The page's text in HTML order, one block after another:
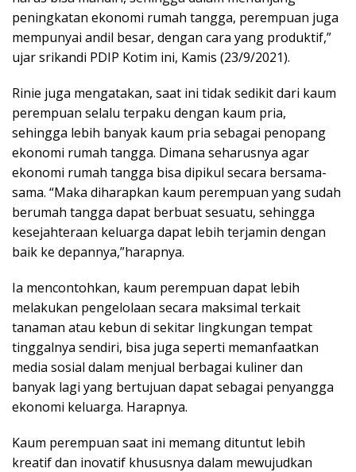
peningkatan ekonomi rumah tangga, perempuan juga
mempunyai andil besar, dengan cara yang produktif,”
ujar srikandi PDIP Kotim ini, Kamis (23/9/2021).
Rinie juga mengatakan, saat ini tidak sedikit dari kaum
perempuan selalu terpaku dengan kaum pria,
sehingga lebih banyak kaum pria sebagai penopang
ekonomi rumah tangga. Dimana seharusnya agar
ekonomi rumah tangga bisa dipikul secara bersama-
sama. “Maka diharapkan kaum perempuan yang sudah
berumah tangga dapat berbuat sesuatu, sehingga
kesejahteraan keluarga dapat lebih terjamin dengan
baik ke depannya,”harapnya.
Ia mencontohkan, kaum perempuan dapat lebih
melakukan pengelolaan secara maksimal terkait
tanaman atau kebun di sekitar lingkungan tempat
tinggalnya sendiri, bisa juga seperti memanfaatkan
media sosial dalam menjual berbagai kuliner dan
banyak lagi yang bertujuan dapat sebagai penyangga
ekonomi keluarga. Harapnya.
Kaum perempuan saat ini memang dituntut lebih
kreatif dan inovatif khususnya dalam mewujudkan